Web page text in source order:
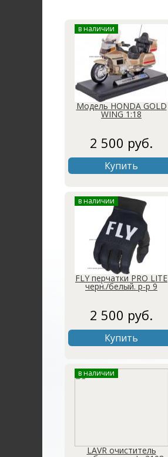
в наличии
Модель HONDA GOLD
WING 1:18
2 500 руб.
Купить
в наличии
FLY перчатки PRO LITE
черн./белый. р-р 9
2 500 руб.
Купить
в наличии
LAVR очиститель